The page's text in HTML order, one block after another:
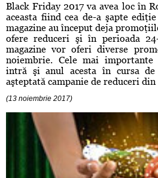
Black Friday 2017 va avea loc în
aceasta fiind cea de-a şapte
magazine au început deja
ofere reduceri şi în perioada
magazine vor oferi diverse
noiembrie. Cele mai importante
intră şi anul acesta în cursa
aşteptată campanie de reduceri din
(13 noiembrie 2017)